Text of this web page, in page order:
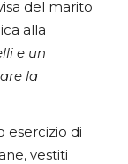
del marito
alla
e un
la
esercizio di
vestiti